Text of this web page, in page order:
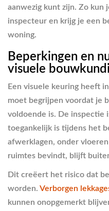
aanwezig kunt zijn. Zo kun
inspecteur en krijg je een
woning.
Beperkingen en
visuele
Een visuele keuring heeft
moet begrijpen voordat je
voldoende is. De inspectie
toegankelijk is tijdens het
afwerklagen, onder
ruimtes bevindt, blijft
Dit creëert het risico dat
worden. Verborgen
kunnen onopgemerkt